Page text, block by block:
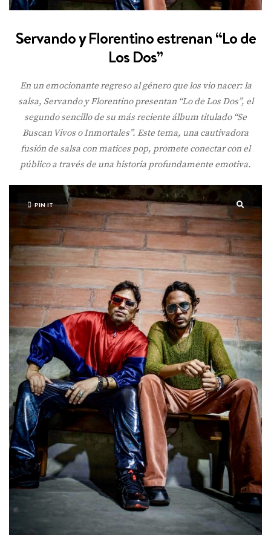
Servando y Florentino estrenan “Lo de
Los Dos”
En un emocionante regreso al género que los vio nacer: la
salsa, Servando y Florentino presentan “Lo de Los Dos”, el
segundo sencillo de su más reciente álbum titulado “Se
Buscan Vivos o Inmortales”. Este tema, una cautivadora
fusión de salsa con matices pop, promete conectar con el
público a través de una historia profundamente emotiva.
PIN IT